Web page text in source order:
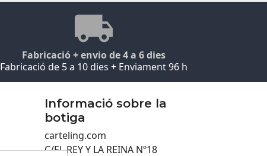
Fabricació + envio de 4 a 6 dies
Fabricació de 5 a 10 dies + Enviament 96 h
Informació sobre la
botiga
carteling.com
C/EL REY Y LA REINA Nº18